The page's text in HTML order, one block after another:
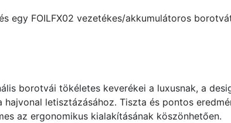
egy FOILFX02 vezetékes/akkumulátoros
borotvái tökéletes keverékei a luxusnak, a
letisztázásához. Tiszta és pontos
az ergonomikus kialakításának köszönhetően.